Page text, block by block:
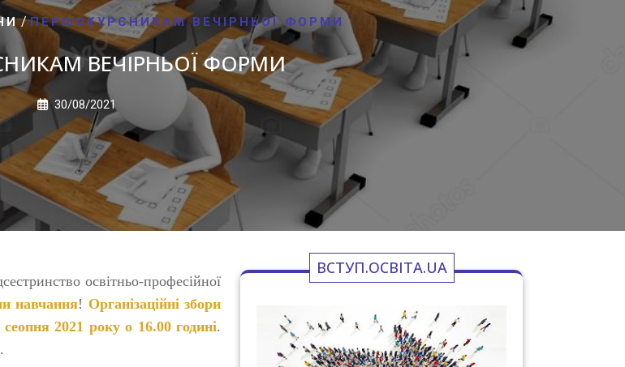
/ПЕРШОКУРСНИКАМ ВЕЧІРНЬОЇ ФОРМИ
ВЕЧІРНЬОЇ ФОРМИ
30/08/2021
освітньо-професійної
навчання! Організаційні збори
сеопня 2021 року о 16.00 годині.
.
ВСТУП.ОСВІТА.UA